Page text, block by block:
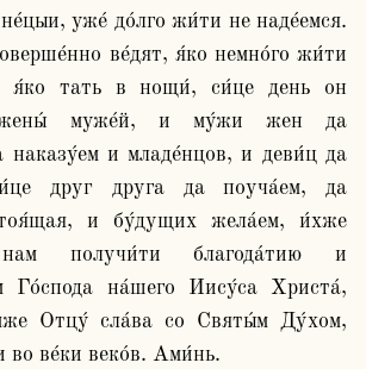
уже́ до́лго жи́ти не наде́емся.
ве́дят, я́ко немно́го жи́ти
я́ко тать в нощи́, си́це день он
муже́й, и му́жи жен да
наказу́ем и младе́нцов, и деви́ц да
друг друга да поуча́ем, да
и бу́дущих жела́ем, и́хже
получи́ти благода́тию и
Го́спода на́шего Иису́са Христа́,
Отцу́ сла́ва со Святы́м Ду́хом,